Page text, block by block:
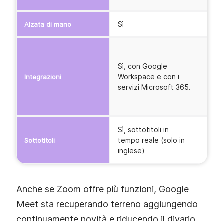
Alzata di mano Sì
Integrazioni
Sì, con Google
Workspace e con i
servizi Microsoft 365.
Sottotitoli
Sì, sottotitoli in
tempo reale (solo in
inglese)
Anche se Zoom offre più funzioni, Google
Meet sta recuperando terreno aggiungendo